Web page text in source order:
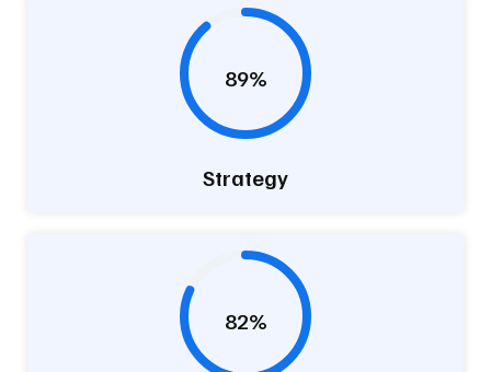
89%
Strategy
82%